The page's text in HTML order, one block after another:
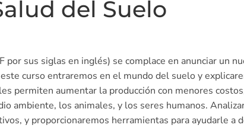
del Suelo
sus siglas en inglés) se complace en anunciar un
curso entraremos en el mundo del suelo y
permiten aumentar la producción con menores
ambiente, los animales, y los seres humanos.
y proporcionaremos herramientas para ayudarle a